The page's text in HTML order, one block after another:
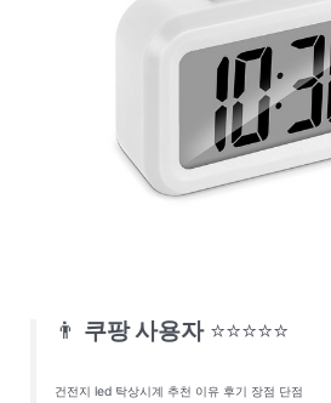
👨 쿠팡 사용자 ⭐⭐⭐⭐⭐
건전지 led 탁상시계 추천 이유 후기 장점 단점